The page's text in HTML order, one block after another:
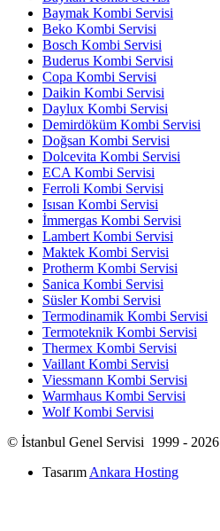
Baymak Kombi Servisi
Beko Kombi Servisi
Bosch Kombi Servisi
Buderus Kombi Servisi
Copa Kombi Servisi
Daikin Kombi Servisi
Daylux Kombi Servisi
Demirdöküm Kombi Servisi
Doğsan Kombi Servisi
Dolcevita Kombi Servisi
ECA Kombi Servisi
Ferroli Kombi Servisi
Isısan Kombi Servisi
İmmergas Kombi Servisi
Lambert Kombi Servisi
Maktek Kombi Servisi
Protherm Kombi Servisi
Sanica Kombi Servisi
Süsler Kombi Servisi
Termodinamik Kombi Servisi
Termoteknik Kombi Servisi
Thermex Kombi Servisi
Vaillant Kombi Servisi
Viessmann Kombi Servisi
Warmhaus Kombi Servisi
Wolf Kombi Servisi
© İstanbul Genel Servisi 1999 - 2026
Tasarım Ankara Hosting